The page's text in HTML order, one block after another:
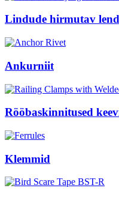
Lindude hirmutav
Ankurniit
Rööbaskinnitused
Klemmid